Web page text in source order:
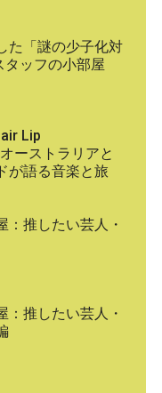
た「謎の少子化対
タッフの小部屋
Lip
ーストラリアと
が語る音楽と旅
：推したい芸人・
：推したい芸人・